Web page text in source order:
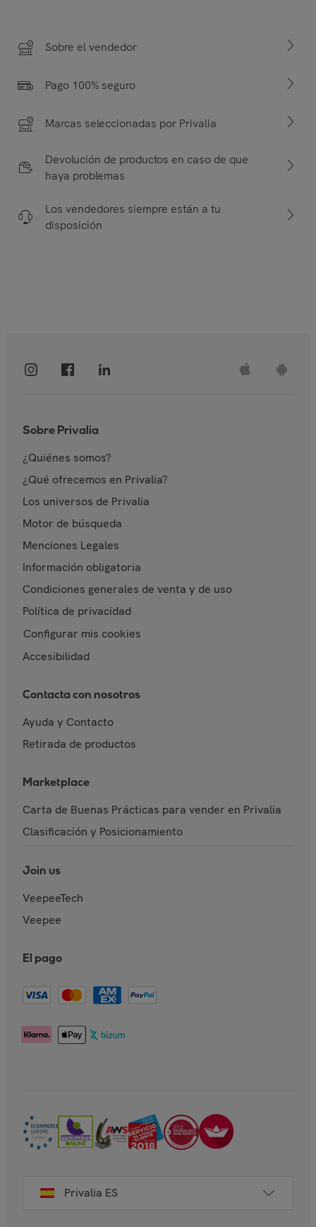
Sobre el vendedor
Pago 100% seguro
Marcas seleccionadas por Privalia
Devolución de productos en caso de que
haya problemas
Los vendedores siempre están a tu
disposición
Sobre Privalia
¿Quiénes somos?
¿Qué ofrecemos en Privalia?
Los universos de Privalia
Motor de búsqueda
Menciones Legales
Información obligatoria
Condiciones generales de venta y de uso
Política de privacidad
Configurar mis cookies
Accesibilidad
Contacta con nosotros
Ayuda y Contacto
Retirada de productos
Marketplace
Carta de Buenas Prácticas para vender en Privalia
Clasificación y Posicionamiento
Join us
VeepeeTech
Veepee
El pago
Privalia ES